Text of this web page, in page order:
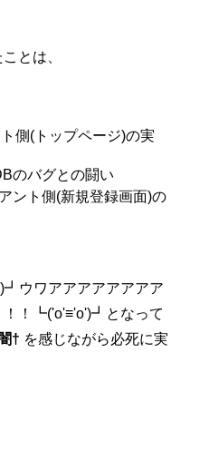
とは、
側(トップページ)の実
のバグとの闘い
ント側(新規登録画面)の
ウワアアアアアアアア
！！┗('o'≡'o')┛となって
† を感じながら必死に実